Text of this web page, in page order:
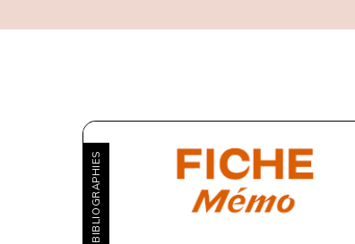
BIBLIOGRAPHIES